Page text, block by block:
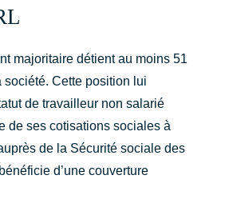
majoritaire détient au moins 51
société. Cette position lui
de travailleur non salarié
de ses cotisations sociales à
de la Sécurité sociale des
d’une couverture